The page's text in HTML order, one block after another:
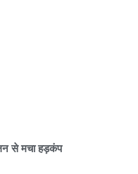
से मचा हड़कंप